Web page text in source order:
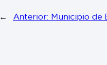
← Anterior: Municipio de